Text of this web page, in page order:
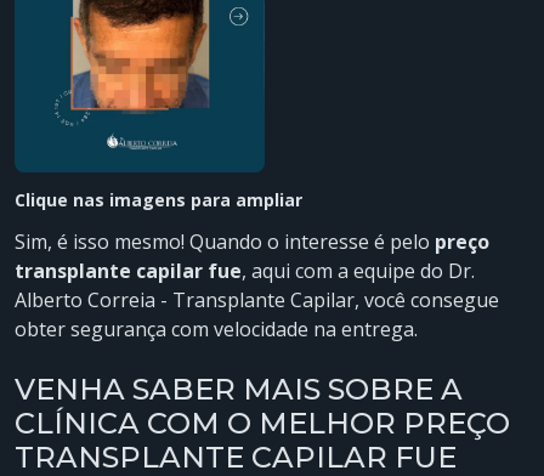
Clique nas imagens para ampliar
Sim, é isso mesmo! Quando o interesse é pelo preço
transplante capilar fue, aqui com a equipe do Dr.
Alberto Correia - Transplante Capilar, você consegue
obter segurança com velocidade na entrega.
VENHA SABER MAIS SOBRE A
CLÍNICA COM O MELHOR PREÇO
TRANSPLANTE CAPILAR FUE